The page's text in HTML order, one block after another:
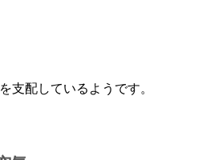
支配しているようです。